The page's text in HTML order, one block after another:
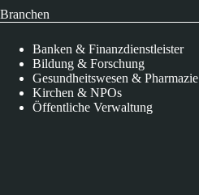
Branchen
Banken & Finanzdienstleister
Bildung & Forschung
Gesundheitswesen & Pharmazie
Kirchen & NPOs
Öffentliche Verwaltung